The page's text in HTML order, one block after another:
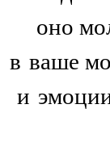
оно
в ваше
и